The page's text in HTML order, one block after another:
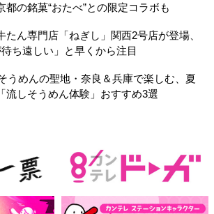
都の銘菓“おたべ”との限定コラボも
たん専門店「ねぎし」関西2号店が登場、
ち遠しい」と早くから注目
うめんの聖地・奈良＆兵庫で楽しむ、夏
流しそうめん体験」おすすめ3選